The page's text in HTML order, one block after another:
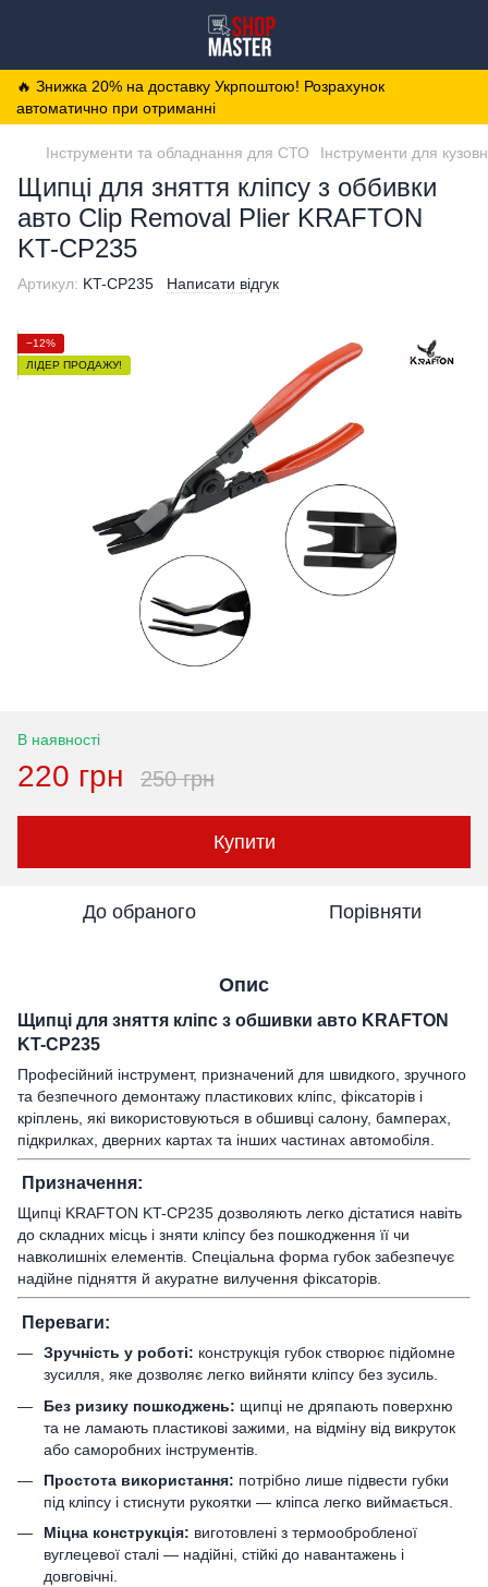
🔥 Знижка 20% на доставку Укрпоштою! Розрахунок
автоматично при отриманні
Інструменти та обладнання для СТО Інструменти для
Щипці для зняття кліпсу з оббивки
авто Clip Removal Plier KRAFTON
KT-CP235
Артикул: KT-CP235 Написати відгук
−12%
ЛІДЕР ПРОДАЖУ!
В наявності
220 грн 250 грн
Купити
До обраного Порівняти
Опис
Щипці для зняття кліпс з обшивки авто KRAFTON
KT-CP235
Професійний інструмент, призначений для швидкого, зручного
та безпечного демонтажу пластикових кліпс, фіксаторів і
кріплень, які використовуються в обшивці салону, бамперах,
підкрилках, дверних картах та інших частинах автомобіля.
Призначення:
Щипці KRAFTON KT-CP235 дозволяють легко дістатися навіть
до складних місць і зняти кліпсу без пошкодження її чи
навколишніх елементів. Спеціальна форма губок забезпечує
надійне підняття й акуратне вилучення фіксаторів.
Переваги:
Зручність у роботі: конструкція губок створює підйомне
зусилля, яке дозволяє легко вийняти кліпсу без зусиль.
Без ризику пошкоджень: щипці не дряпають поверхню
та не ламають пластикові зажими, на відміну від викруток
або саморобних інструментів.
Простота використання: потрібно лише підвести губки
під кліпсу і стиснути рукоятки — кліпса легко виймається.
Міцна конструкція: виготовлені з термообробленої
вуглецевої сталі — надійні, стійкі до навантажень і
довговічні.